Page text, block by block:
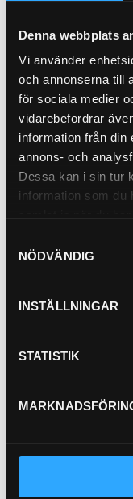
Denna webbplats
Vi använder
och annonserna till
för sociala medier
vidarebefordrar
information från din
annons- och
Dessa kan i sin tur
information som du
NÖDVÄNDIG
INSTÄLLNINGAR
STATISTIK